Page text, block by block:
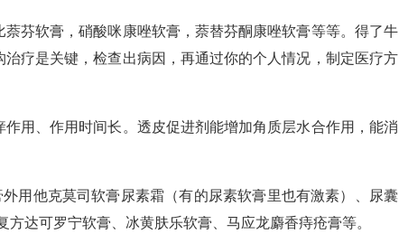
芬软膏，硝酸咪康唑软膏，萘替芬酮康唑软膏等等。得了牛
疗是关键，检查出病因，再通过你的个人情况，制定医疗方
用、作用时间长。透皮促进剂能增加角质层水合作用，能消
用他克莫司软膏尿素霜（有的尿素软膏里也有激素）、尿囊
达可罗宁软膏、冰黄肤乐软膏、马应龙麝香痔疮膏等。